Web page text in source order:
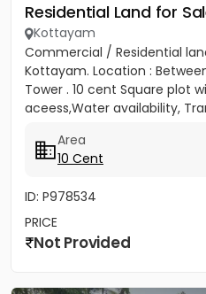
Residential Land for
Kottayam
Commercial / Residential
Kottayam. Location :
Tower . 10 cent Square plot
aceess,Water availability,
Area
10 Cent
ID: P978534
PRICE
Not Provided